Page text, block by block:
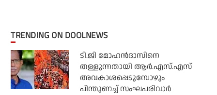
TRENDING ON DOOLNEWS
ടി.ജി മോഹന്‍ദാസിനെ
തള്ളുന്നതായി ആര്‍.എസ്.എസ്
അവകാശപ്പെടുമ്പോഴും
പിന്തുണച്ച് സംഘപരിവാര്‍